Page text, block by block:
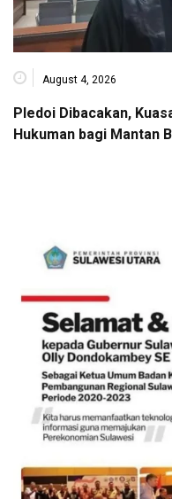
August 4, 2026
Pledoi Dibacakan,
Hukuman bagi Mantan